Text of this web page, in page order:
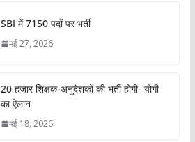
SBI में 7150 पदों पर भर्ती
मई 27, 2026
20 हजार शिक्षक-अनुदेशकों की भर्ती होगी- योगी
का ऐलान
मई 18, 2026